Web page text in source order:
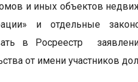
и иных объектов
и отдельные
в Росреестр
от имени участников